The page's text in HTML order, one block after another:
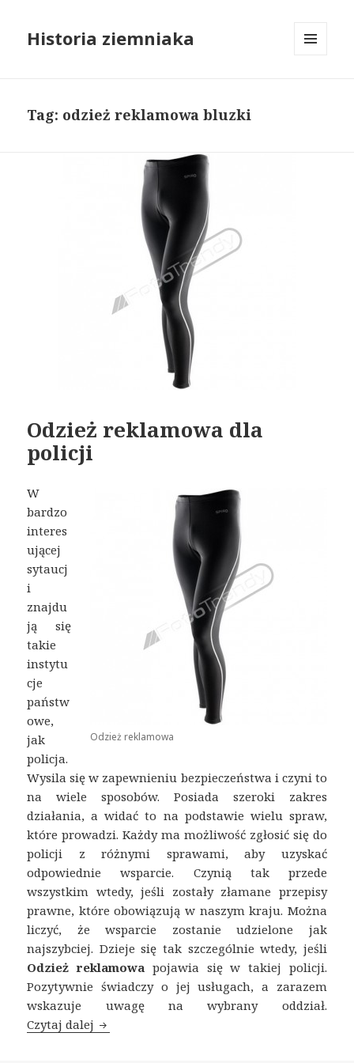
Historia ziemniaka
Tag: odzież reklamowa bluzki
Odzież reklamowa dla
policji
Odzież reklamowa
W
bardzo
interes
ującej
sytaucj
i
znajdu
ją się
takie
instytu
cje
państw
owe,
jak
policja.
Wysila się w zapewnieniu bezpieczeństwa i czyni to
na wiele sposobów. Posiada szeroki zakres
działania, a widać to na podstawie wielu spraw,
które prowadzi. Każdy ma możliwość zgłosić się do
policji z różnymi sprawami, aby uzyskać
odpowiednie wsparcie. Czynią tak przede
wszystkim wtedy, jeśli zostały złamane przepisy
prawne, które obowiązują w naszym kraju. Można
liczyć, że wsparcie zostanie udzielone jak
najszybciej. Dzieje się tak szczególnie wtedy, jeśli
Odzież reklamowa pojawia się w takiej policji.
Pozytywnie świadczy o jej usługach, a zarazem
wskazuje uwagę na wybrany oddział.
Czytaj dalej Odzież reklamowa dla policji